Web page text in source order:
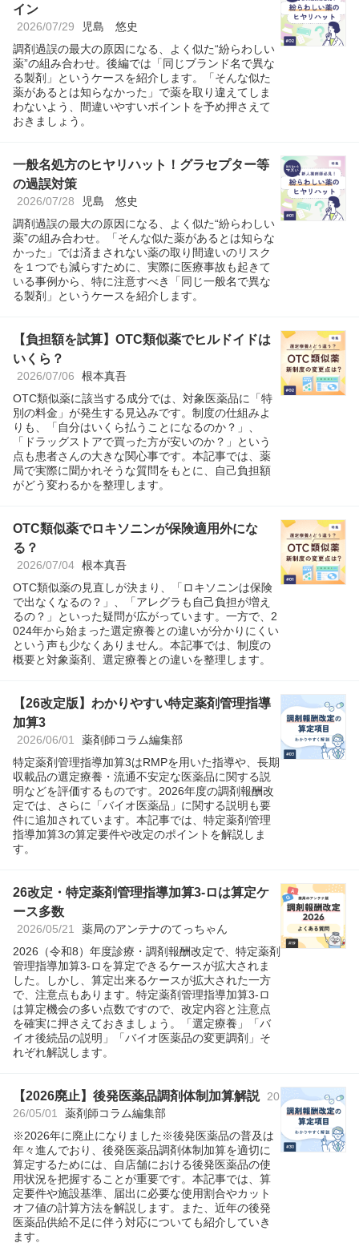
イン
2026/07/29 児島 悠史
調剤過誤の最大の原因になる、よく似た“紛らわしい
薬”の組み合わせ。後編では「同じブランド名で異な
る製剤」というケースを紹介します。「そんな似た
薬があるとは知らなかった」で薬を取り違えてしま
わないよう、間違いやすいポイントを予め押さえて
おきましょう。
一般名処方のヒヤリハット！グラセプター等
の過誤対策
2026/07/28 児島 悠史
調剤過誤の最大の原因になる、よく似た“紛らわしい
薬”の組み合わせ。「そんな似た薬があるとは知らな
かった」では済まされない薬の取り間違いのリスク
を１つでも減らすために、実際に医療事故も起きて
いる事例から、特に注意すべき「同じ一般名で異な
る製剤」というケースを紹介します。
【負担額を試算】OTC類似薬でヒルドイドは
いくら？
2026/07/06 根本真吾
OTC類似薬に該当する成分では、対象医薬品に「特
別の料金」が発生する見込みです。制度の仕組みよ
りも、「自分はいくら払うことになるのか？」、
「ドラッグストアで買った方が安いのか？」という
点も患者さんの大きな関心事です。本記事では、薬
局で実際に聞かれそうな質問をもとに、自己負担額
がどう変わるかを整理します。
OTC類似薬でロキソニンが保険適用外にな
る？
2026/07/04 根本真吾
OTC類似薬の見直しが決まり、「ロキソニンは保険
で出なくなるの？」、「アレグラも自己負担が増え
るの？」といった疑問が広がっています。一方で、2
024年から始まった選定療養との違いが分かりにくい
という声も少なくありません。本記事では、制度の
概要と対象薬剤、選定療養との違いを整理します。
【26改定版】わかりやすい特定薬剤管理指導
加算3
2026/06/01 薬剤師コラム編集部
特定薬剤管理指導加算3はRMPを用いた指導や、長期
収載品の選定療養・流通不安定な医薬品に関する説
明などを評価するものです。2026年度の調剤報酬改
定では、さらに「バイオ医薬品」に関する説明も要
件に追加されています。本記事では、特定薬剤管理
指導加算3の算定要件や改定のポイントを解説しま
す。
26改定・特定薬剤管理指導加算3-ロは算定ケ
ース多数
2026/05/21 薬局のアンテナのてっちゃん
2026（令和8）年度診療・調剤報酬改定で、特定薬剤
管理指導加算3-ロを算定できるケースが拡大されま
した。しかし、算定出来るケースが拡大された一方
で、注意点もあります。特定薬剤管理指導加算3-ロ
は算定機会の多い点数ですので、改定内容と注意点
を確実に押さえておきましょう。「選定療養」「バ
イオ後続品の説明」「バイオ医薬品の変更調剤」そ
れぞれ解説します。
【2026廃止】後発医薬品調剤体制加算解説 20
26/05/01
薬剤師コラム編集部
※2026年に廃止になりました※後発医薬品の普及は
年々進んでおり、後発医薬品調剤体制加算を適切に
算定するためには、自店舗における後発医薬品の使
用状況を把握することが重要です。本記事では、算
定要件や施設基準、届出に必要な使用割合やカット
オフ値の計算方法を解説します。また、近年の後発
医薬品供給不足に伴う対応についても紹介していき
ます。